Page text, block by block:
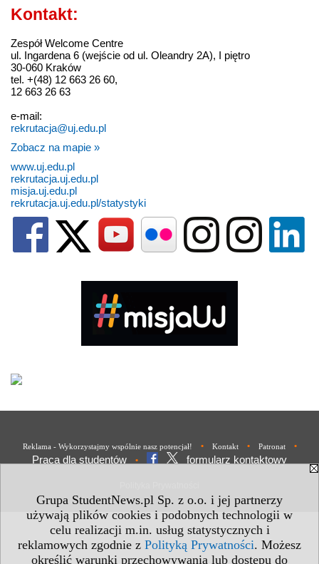
Grupa StudentNews.pl Sp. z o.o. i jej partnerzy
używają plików cookies i podobnych technologii w
celu realizacji m.in. usług statystycznych i
reklamowych zgodnie z Polityką Prywatności. Możesz
określić warunki przechowywania lub dostępu do
Kontakt:
Zespół Welcome Centre
ul. Ingardena 6 (wejście od ul. Oleandry 2A), I piętro
30-060 Kraków
tel. +(48) 12 663 26 60,
12 663 26 63
e-mail:
rekrutacja@uj.edu.pl
Zobacz na mapie »
www.uj.edu.pl
rekrutacja.uj.edu.pl
misja.uj.edu.pl
rekrutacja.uj.edu.pl/statystyki
Reklama - Wykorzystajmy wspólnie nasz potencjał! • Kontakt • Patronat •
Praca dla studentów • formularz kontaktowy